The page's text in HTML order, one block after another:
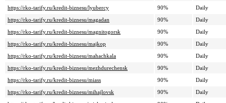
https://rko-tarify.ru/kredit-biznesu/lyubercy
90%
Daily
https://rko-tarify.ru/kredit-biznesu/magadan
90%
Daily
https://rko-tarify.ru/kredit-biznesu/magnitogorsk
90%
Daily
https://rko-tarify.ru/kredit-biznesu/majkop
90%
Daily
https://rko-tarify.ru/kredit-biznesu/mahachkala
90%
Daily
https://rko-tarify.ru/kredit-biznesu/mezhdurechensk
90%
Daily
https://rko-tarify.ru/kredit-biznesu/miass
90%
Daily
https://rko-tarify.ru/kredit-biznesu/mihajlovsk
90%
Daily